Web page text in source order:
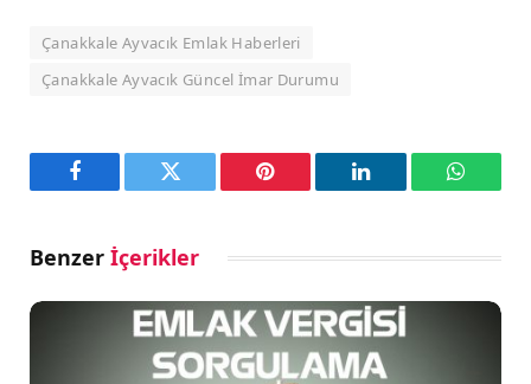
Çanakkale Ayvacık Emlak Haberleri
Çanakkale Ayvacık Güncel İmar Durumu
Facebook Twitter Pinterest LinkedIn
Benzer İçerikler